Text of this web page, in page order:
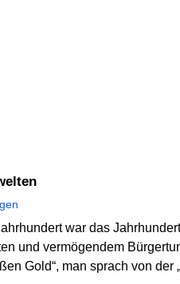
war das
und vermögendem
Gold“, man sprach von der